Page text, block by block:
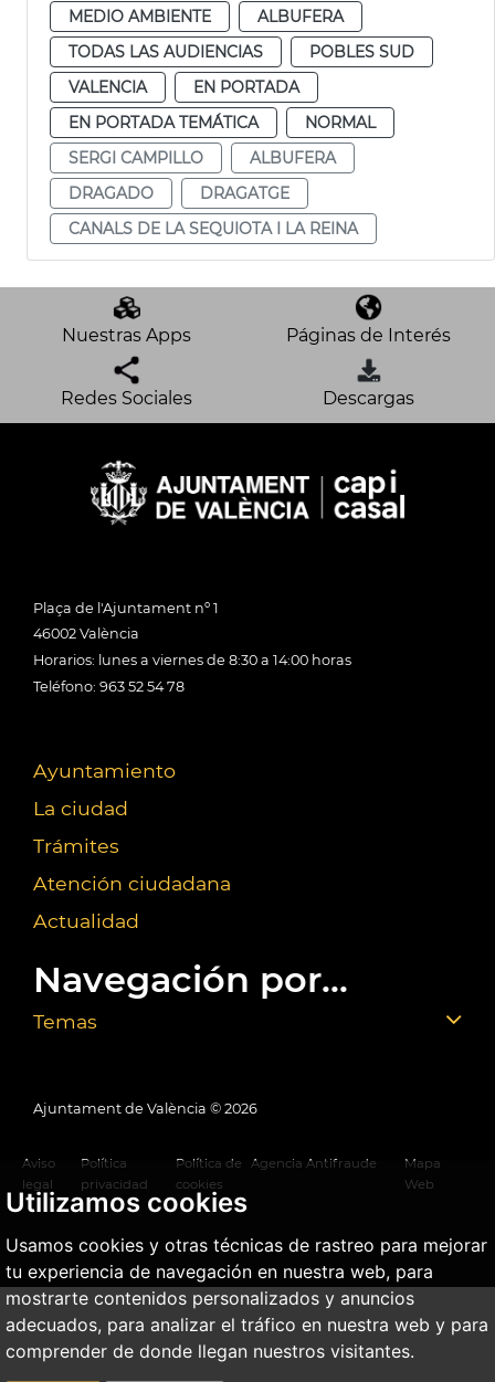
Utilizamos cookies
Usamos cookies y otras técnicas de rastreo para mejorar
tu experiencia de navegación en nuestra web, para
mostrarte contenidos personalizados y anuncios
adecuados, para analizar el tráfico en nuestra web y para
comprender de donde llegan nuestros visitantes.
MEDIO AMBIENTE
ALBUFERA
TODAS LAS AUDIENCIAS
POBLES SUD
VALENCIA
EN PORTADA
EN PORTADA TEMÁTICA
NORMAL
SERGI CAMPILLO
ALBUFERA
DRAGADO
DRAGATGE
CANALS DE LA SEQUIOTA I LA REINA
Nuestras Apps Páginas de Interés
Redes Sociales Descargas
Plaça de l'Ajuntament nº 1
46002 València
Horarios: lunes a viernes de 8:30 a 14:00 horas
Teléfono: 963 52 54 78
Ayuntamiento
La ciudad
Trámites
Atención ciudadana
Actualidad
Navegación por...
Temas
Ajuntament de València © 2026
Aviso
legal
Política
privacidad
Política de
cookies
Agencia Antifraude
Mapa
Web